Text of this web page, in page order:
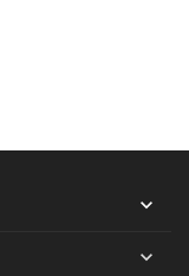
expand_more
expand_more